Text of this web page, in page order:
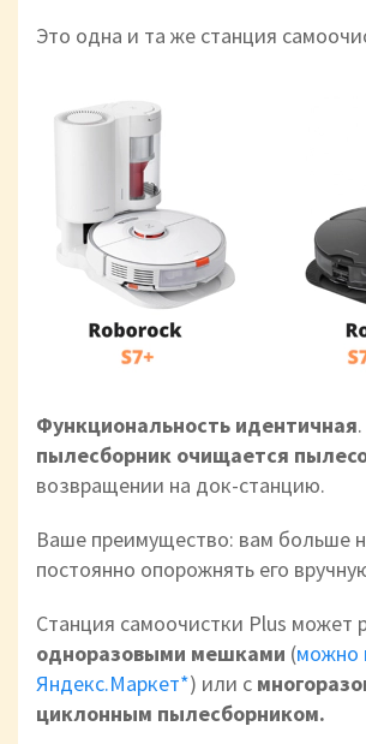
Это одна и та же станция
Функциональность идентичная
пылесборник очищается
возвращении на док-станцию.
Ваше преимущество: вам больше
постоянно опорожнять его
Станция самоочистки Plus может
одноразовыми мешками (можно
Яндекс.Маркет*) или с
циклонным пылесборником.